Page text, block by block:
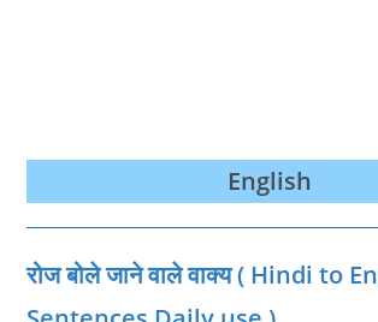
English
रोज बोले जाने वाले वाक्‍य ( Hindi to